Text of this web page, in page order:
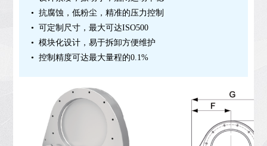
• 抗腐蚀，低粉尘，精准的压力控制
• 可定制尺寸，最大可达ISO500
• 模块化设计，易于拆卸方便维护
• 控制精度可达最大量程的0.1%